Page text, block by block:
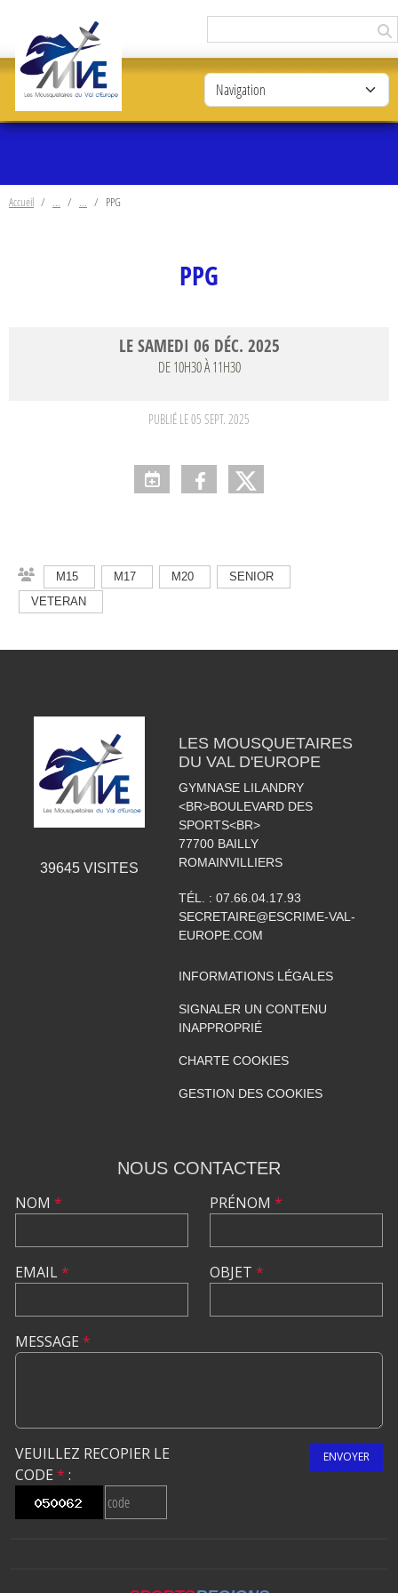
Accueil PPG
PPG
LESAMEDI 06 DÉC. 2025
DE 10H30 À 11H30
PUBLIÉ LE05 SEPT. 2025
M15 M17 M20
SENIOR
VETERAN
39645VISITES
LES MOUSQUETAIRES
DU VAL D'EUROPE
GYMNASE LILANDRY
<BR>BOULEVARD DES
SPORTS<BR>
77700 BAILLY
ROMAINVILLIERS
TÉL. : 07.66.04.17.93
SECRETAIRE@ESCRIME-VAL-
EUROPE.COM
INFORMATIONS LÉGALES
SIGNALER UN CONTENU
INAPPROPRIÉ
CHARTE COOKIES
GESTION DES COOKIES
NOUS CONTACTER
NOM *
EMAIL*
PRÉNOM *
OBJET *
MESSAGE *
VEUILLEZ RECOPIER LE
CODE * :
ENVOYER